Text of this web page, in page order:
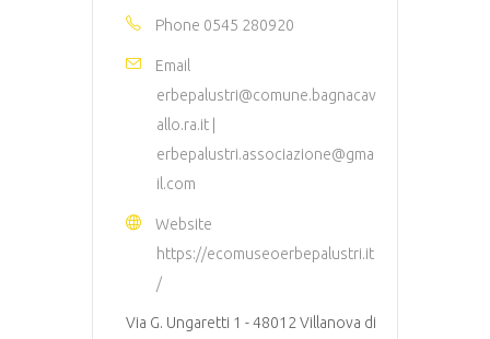
Phone 0545 280920
Email
erbepalustri@comune.bagnacav
allo.ra.it |
erbepalustri.associazione@gma
il.com
Website
https://ecomuseoerbepalustri.it
/
Via G. Ungaretti 1 - 48012 Villanova di